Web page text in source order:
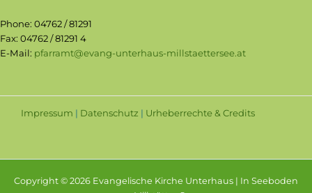
Phone: 04762 / 81291
Fax: 04762 / 81291 4
E-Mail: pfarramt@evang-unterhaus-millstaettersee.at
Impressum | Datenschutz | Urheberrechte & Credits
Copyright © 2026 Evangelische Kirche Unterhaus | In Seeboden